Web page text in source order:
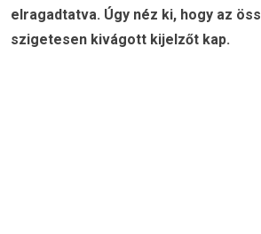
elragadtatva. Úgy néz ki, hogy az
szigetesen kivágott kijelzőt kap.